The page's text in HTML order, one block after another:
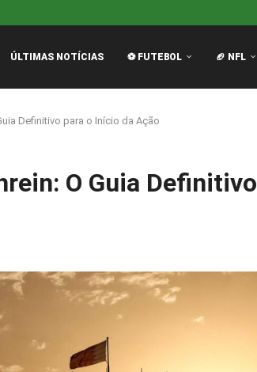
Oficial da...
ÚLTIMAS NOTÍCIAS ⚽ FUTEBOL 🏈 NFL
Definitivo para o Início da Ação
O Guia Definitivo